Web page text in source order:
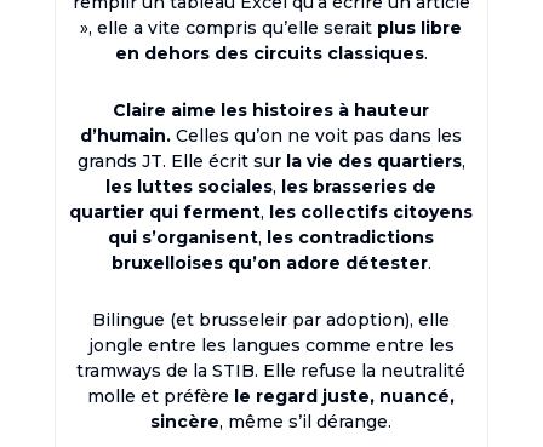
», elle a vite compris qu’elle serait plus libre
en dehors des circuits classiques.
Claire aime les histoires à hauteur
d’humain. Celles qu’on ne voit pas dans les
grands JT. Elle écrit sur la vie des quartiers,
les luttes sociales, les brasseries de
quartier qui ferment, les collectifs citoyens
qui s’organisent, les contradictions
bruxelloises qu’on adore détester.
Bilingue (et brusseleir par adoption), elle
jongle entre les langues comme entre les
tramways de la STIB. Elle refuse la neutralité
molle et préfère le regard juste, nuancé,
sincère, même s’il dérange.